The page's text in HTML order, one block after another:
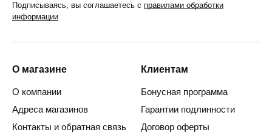
Подписываясь, вы соглашаетесь с правилами обработки
информации
О магазине
О компании
Адреса магазинов
Контакты и обратная связь
Клиентам
Бонусная программа
Гарантии подлинности
Договор оферты